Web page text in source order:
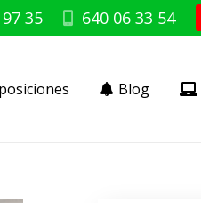
35 640 06 33 54
Blog